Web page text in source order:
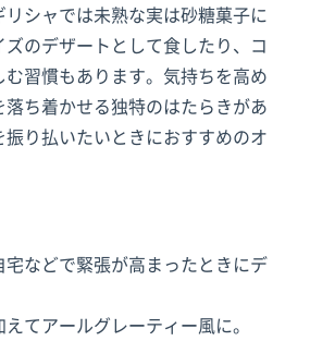
シャでは未熟な実は砂糖菓子に
のデザートとして食したり、コ
習慣もあります。気持ちを高め
ち着かせる独特のはたらきがあ
振り払いたいときにおすすめのオ
宅などで緊張が高まったときにデ
てアールグレーティー風に。